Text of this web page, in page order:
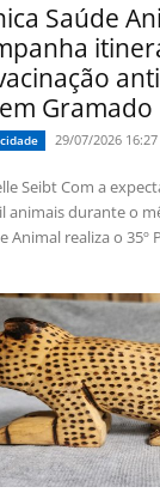
Saúde
Gramado
29/07/2026 16:27
de imunizar mais de
animais durante o
Animal realiza o